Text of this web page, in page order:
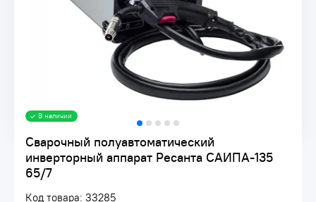
Сварочный полуавтоматический
инверторный аппарат Ресанта САИПА-135
65/7
Код товара: 33285
В наличии